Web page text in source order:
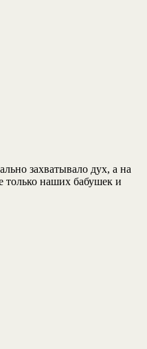
захватывало дух, а на
только наших бабушек и